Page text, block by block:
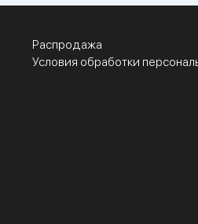
Распродажа
Условия обработки